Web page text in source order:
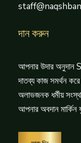
দান করুন
আপনার উদার অনুদান
দাতব্য কাজ সমর্থন
অলাভজনক ধর্মীয়
আপনার অবদান মার্কিন